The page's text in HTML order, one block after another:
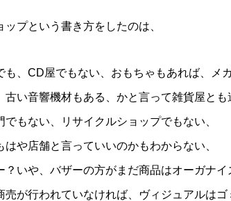
ップという書き方をしたのは、
も、CD屋でもない、おもちゃもあれば、メカ
古い音響機材もある、かと言って雑貨屋とも
でもない、リサイクルショップでもない、
はや店舗と言っていいのかもわからない、
？いや、バザーの方がまだ商品はオーガナイ
売が行われていなければ、ヴィジュアルはゴ